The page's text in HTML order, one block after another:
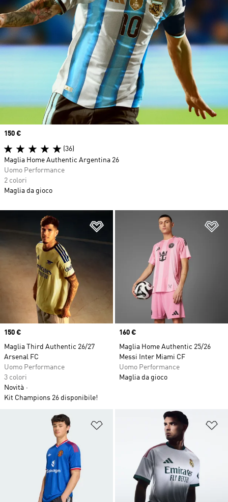
Aggiungi alla lista dei desideri
Price
150 €
Maglia Third Authentic 26/27
Arsenal FC
Uomo Performance
3 colori
Novità
Kit Champions 26 disponibile!
Price
160 €
Maglia Home Authentic 25/26
Messi Inter Miami CF
Uomo Performance
Maglia da gioco
Aggiungi alla lista dei desideri
Price
150 €
(36)
Maglia Home Authentic Argentina 26
Uomo Performance
2 colori
Maglia da gioco